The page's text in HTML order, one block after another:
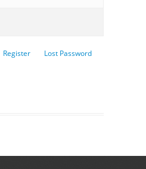
Register
Lost Password